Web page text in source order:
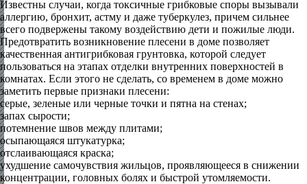
Известны случаи, когда токсичные грибковые споры вызывали
аллергию, бронхит, астму и даже туберкулез, причем сильнее
всего подвержены такому воздействию дети и пожилые люди.
Предотвратить возникновение плесени в доме позволяет
качественная антигрибковая грунтовка, которой следует
пользоваться на этапах отделки внутренних поверхностей в
комнатах. Если этого не сделать, со временем в доме можно
заметить первые признаки плесени:
серые, зеленые или черные точки и пятна на стенах;
запах сырости;
потемнение швов между плитами;
осыпающаяся штукатурка;
отслаивающаяся краска;
ухудшение самочувствия жильцов, проявляющееся в снижении
концентрации, головных болях и быстрой утомляемости.